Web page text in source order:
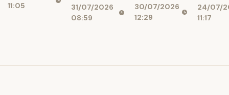
11:05
31/07/2026
08:59
vară
30/07/2026
12:29
gata
24/07/
11:17